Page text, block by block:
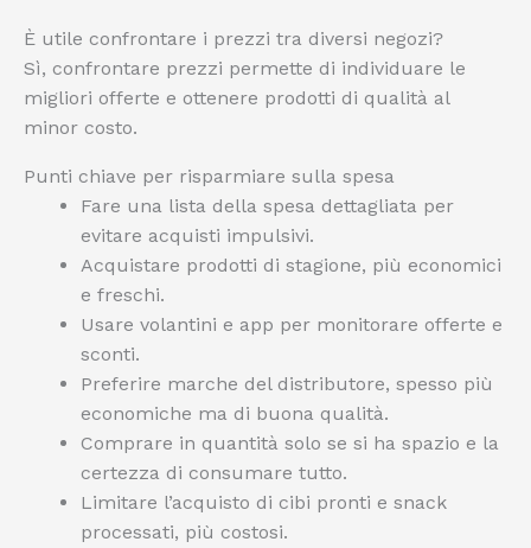
È utile confrontare i prezzi tra diversi negozi?
Sì, confrontare prezzi permette di individuare le
migliori offerte e ottenere prodotti di qualità al
minor costo.
Punti chiave per risparmiare sulla spesa
Fare una lista della spesa dettagliata per
evitare acquisti impulsivi.
Acquistare prodotti di stagione, più economici
e freschi.
Usare volantini e app per monitorare offerte e
sconti.
Preferire marche del distributore, spesso più
economiche ma di buona qualità.
Comprare in quantità solo se si ha spazio e la
certezza di consumare tutto.
Limitare l’acquisto di cibi pronti e snack
processati, più costosi.